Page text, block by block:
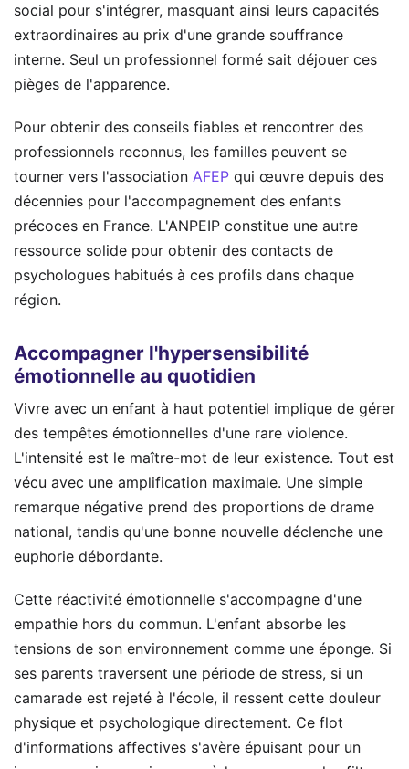
social pour s'intégrer, masquant ainsi leurs capacités
extraordinaires au prix d'une grande souffrance
interne. Seul un professionnel formé sait déjouer ces
pièges de l'apparence.
Pour obtenir des conseils fiables et rencontrer des
professionnels reconnus, les familles peuvent se
tourner vers l'association AFEP qui œuvre depuis des
décennies pour l'accompagnement des enfants
précoces en France. L'ANPEIP constitue une autre
ressource solide pour obtenir des contacts de
psychologues habitués à ces profils dans chaque
région.
Accompagner l'hypersensibilité
émotionnelle au quotidien
Vivre avec un enfant à haut potentiel implique de gérer
des tempêtes émotionnelles d'une rare violence.
L'intensité est le maître-mot de leur existence. Tout est
vécu avec une amplification maximale. Une simple
remarque négative prend des proportions de drame
national, tandis qu'une bonne nouvelle déclenche une
euphorie débordante.
Cette réactivité émotionnelle s'accompagne d'une
empathie hors du commun. L'enfant absorbe les
tensions de son environnement comme une éponge. Si
ses parents traversent une période de stress, si un
camarade est rejeté à l'école, il ressent cette douleur
physique et psychologique directement. Ce flot
d'informations affectives s'avère épuisant pour un